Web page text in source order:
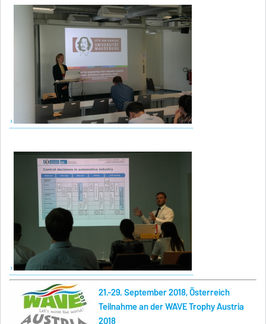
21.-29. September 2018, Österreich
Teilnahme an der WAVE Trophy Austria
2018